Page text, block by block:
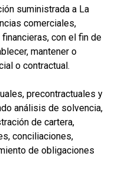
suministrada a La
comerciales,
con el fin de
mantener o
o contractual.
precontractuales y
análisis de solvencia,
de cartera,
conciliaciones,
de obligaciones